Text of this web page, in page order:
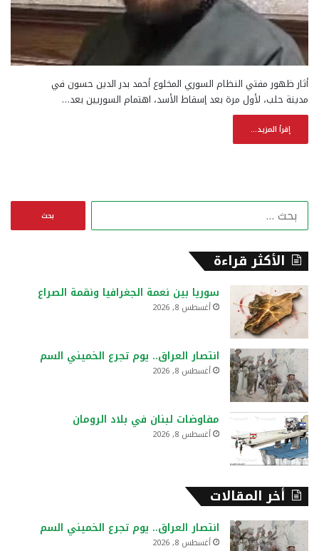
أثار ظهور مفتي النظام السوري المخلوع أحمد بدر الدين حسون في
مدينة حلب، لأول مرة بعد إسقاط الأسد، اهتمام السوريين بعد…
إقرأ المزيد...
ن
الأكثر قراءة
سوريا بين نعمة الجغرافيا ونقمة الصراع
أغسطس 8, 2026
انتصار العراق.. يوم تجرع الخميني السم
أغسطس 8, 2026
مفاوضات لبنان في بلاد الرومان
أغسطس 8, 2026
أخر المقالات
انتصار العراق.. يوم تجرع الخميني السم
أغسطس 8, 2026